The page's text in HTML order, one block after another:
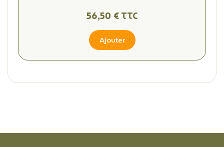
56,50 € TTC
Ajouter